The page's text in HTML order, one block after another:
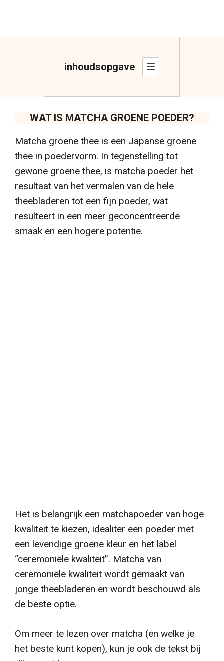
inhoudsopgave
WAT IS MATCHA GROENE POEDER?
Matcha groene thee is een Japanse groene
thee in poedervorm. In tegenstelling tot
gewone groene thee, is matcha poeder het
resultaat van het vermalen van de hele
theebladeren tot een fijn poeder, wat
resulteert in een meer geconcentreerde
smaak en een hogere potentie.
Het is belangrijk een matchapoeder van hoge
kwaliteit te kiezen, idealiter een poeder met
een levendige groene kleur en het label
“ceremoniële kwaliteit”. Matcha van
ceremoniële kwaliteit wordt gemaakt van
jonge theebladeren en wordt beschouwd als
de beste optie.
Om meer te lezen over matcha (en welke je
het beste kunt kopen), kun je ook de tekst bij